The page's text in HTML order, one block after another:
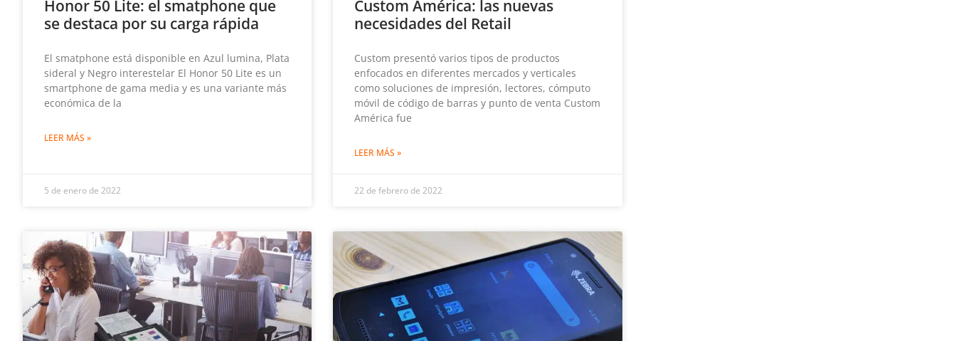
Honor 50 Lite: el smatphone que
se destaca por su carga rápida
El smatphone está disponible en Azul lumina, Plata
sideral y Negro interestelar El Honor 50 Lite es un
smartphone de gama media y es una variante más
económica de la
LEER MÁS »
5 de enero de 2022
Custom América: las nuevas
necesidades del Retail
Custom presentó varios tipos de productos
enfocados en diferentes mercados y verticales
como soluciones de impresión, lectores, cómputo
móvil de código de barras y punto de venta Custom
América fue
LEER MÁS »
22 de febrero de 2022